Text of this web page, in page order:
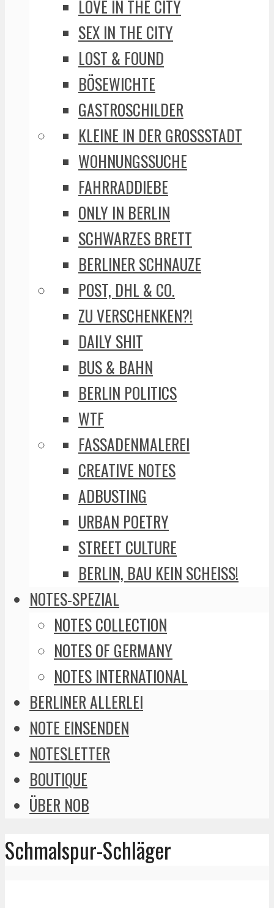
LOVE IN THE CITY
SEX IN THE CITY
LOST & FOUND
BÖSEWICHTE
GASTROSCHILDER
KLEINE IN DER GROSSSTADT
WOHNUNGSSUCHE
FAHRRADDIEBE
ONLY IN BERLIN
SCHWARZES BRETT
BERLINER SCHNAUZE
POST, DHL & CO.
ZU VERSCHENKEN?!
DAILY SHIT
BUS & BAHN
BERLIN POLITICS
WTF
FASSADENMALEREI
CREATIVE NOTES
ADBUSTING
URBAN POETRY
STREET CULTURE
BERLIN, BAU KEIN SCHEISS!
NOTES-SPEZIAL
NOTES COLLECTION
NOTES OF GERMANY
NOTES INTERNATIONAL
BERLINER ALLERLEI
NOTE EINSENDEN
NOTESLETTER
BOUTIQUE
ÜBER NOB
Schmalspur-Schläger